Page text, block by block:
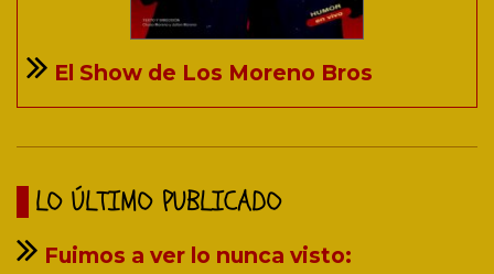
El Show de Los Moreno Bros
LO ÚLTIMO PUBLICADO
Fuimos a ver lo nunca visto: